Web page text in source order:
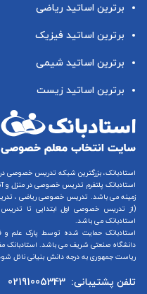
برترین اساتید ریاضی
برترین اساتید فیزیک
برترین اساتید شیمی
برترین اساتید زیست
استادبانک، بزرگترین شبکه تدریس خصوصی در
استادبانک پلتفرم تدریس خصوصی در منزل و
زمینه می باشد. تدریس خصوصی ریاضی ،
(از تدریس خصوصی اول ابتدایی تا
استادبانک می باشد.
استادبانک حمایت شده توسط پارک علم و
دانشگاه صنعتی شریف می باشد. استادبانک
ریاست جمهوری به درجه دانش بنیانی نائل
تلفن پشتیبانی: 02191005343